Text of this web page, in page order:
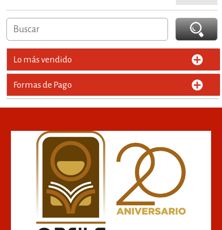
Lo más vendido
Formas de Pago